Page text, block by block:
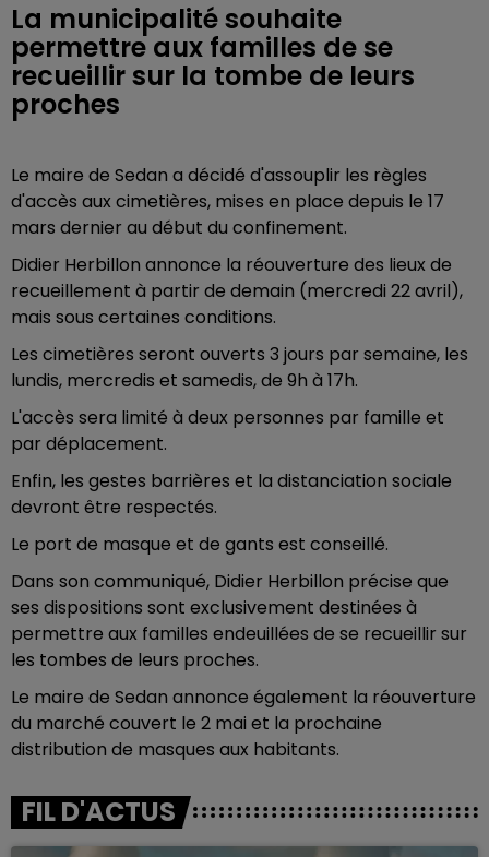
La municipalité souhaite
permettre aux familles de se
recueillir sur la tombe de leurs
proches
Le maire de Sedan a décidé d'assouplir les règles
d'accès aux cimetières, mises en place depuis le 17
mars dernier au début du confinement.
Didier Herbillon annonce la réouverture des lieux de
recueillement à partir de demain (mercredi 22 avril),
mais sous certaines conditions.
Les cimetières seront ouverts 3 jours par semaine, les
lundis, mercredis et samedis, de 9h à 17h.
L'accès sera limité à deux personnes par famille et
par déplacement.
Enfin, les gestes barrières et la distanciation sociale
devront être respectés.
Le port de masque et de gants est conseillé.
Dans son communiqué, Didier Herbillon précise que
ses dispositions sont exclusivement destinées à
permettre aux familles endeuillées de se recueillir sur
les tombes de leurs proches.
Le maire de Sedan annonce également la réouverture
du marché couvert le 2 mai et la prochaine
distribution de masques aux habitants.
FIL D'ACTUS